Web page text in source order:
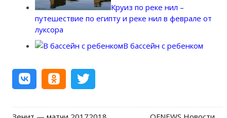
Круиз по реке нил –
путешествие по египту и реке нил в феврале от
луксора
В бассейн с ребенком